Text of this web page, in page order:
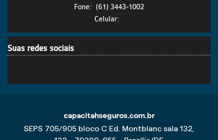
Fone:
(61) 3443-1002
Celular:
Suas redes sociais
capacitahseguros.com.br
SEPS 705/905 bloco C Ed. Montblanc sala 132,